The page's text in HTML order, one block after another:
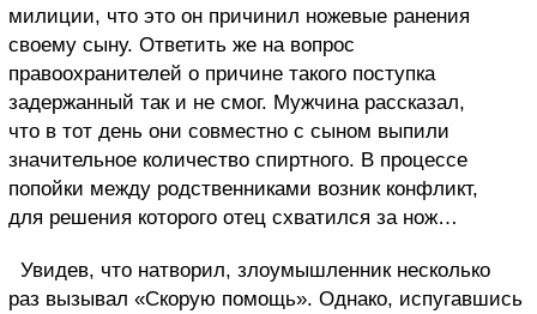
милиции, что это он причинил ножевые ранения
своему сыну. Ответить же на вопрос
правоохранителей о причине такого поступка
задержанный так и не смог. Мужчина рассказал,
что в тот день они совместно с сыном выпили
значительное количество спиртного. В процессе
попойки между родственниками возник конфликт,
для решения которого отец схватился за нож…
Увидев, что натворил, злоумышленник несколько
раз вызывал «Скорую помощь». Однако, испугавшись